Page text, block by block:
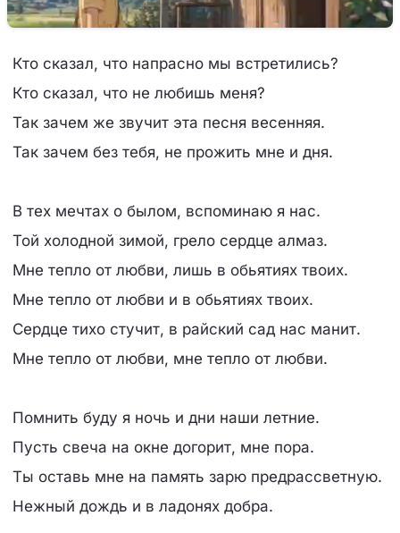
Кто сказал, что напрасно мы встретились?
Кто сказал, что не любишь меня?
Так зачем же звучит эта песня весенняя.
Так зачем без тебя, не прожить мне и дня.
В тех мечтах о былом, вспоминаю я нас.
Той холодной зимой, грело сердце алмаз.
Мне тепло от любви, лишь в обьятиях твоих.
Мне тепло от любви и в обьятиях твоих.
Сердце тихо стучит, в райский сад нас манит.
Мне тепло от любви, мне тепло от любви.
Помнить буду я ночь и дни наши летние.
Пусть свеча на окне догорит, мне пора.
Ты оставь мне на память зарю предрассветную.
Нежный дождь и в ладонях добра.